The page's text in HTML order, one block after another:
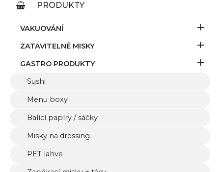
PRODUKTY
VAKUOVÁNÍ
ZATAVITELNÉ MISKY
GASTRO PRODUKTY
Sushi
Menu boxy
Balící papíry / sáčky
Misky na dressing
PET lahve